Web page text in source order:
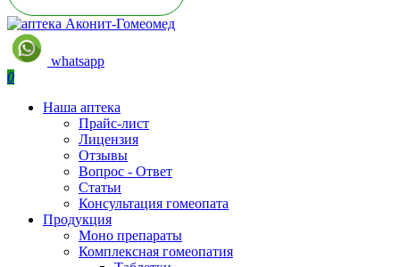
whatsapp
0
Наша аптека
Прайс-лист
Лицензия
Отзывы
Вопрос - Ответ
Статьи
Консультация гомеопата
Продукция
Моно препараты
Комплексная гомеопатия